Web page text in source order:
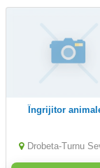
Îngrijitor
Drobeta-Turnu